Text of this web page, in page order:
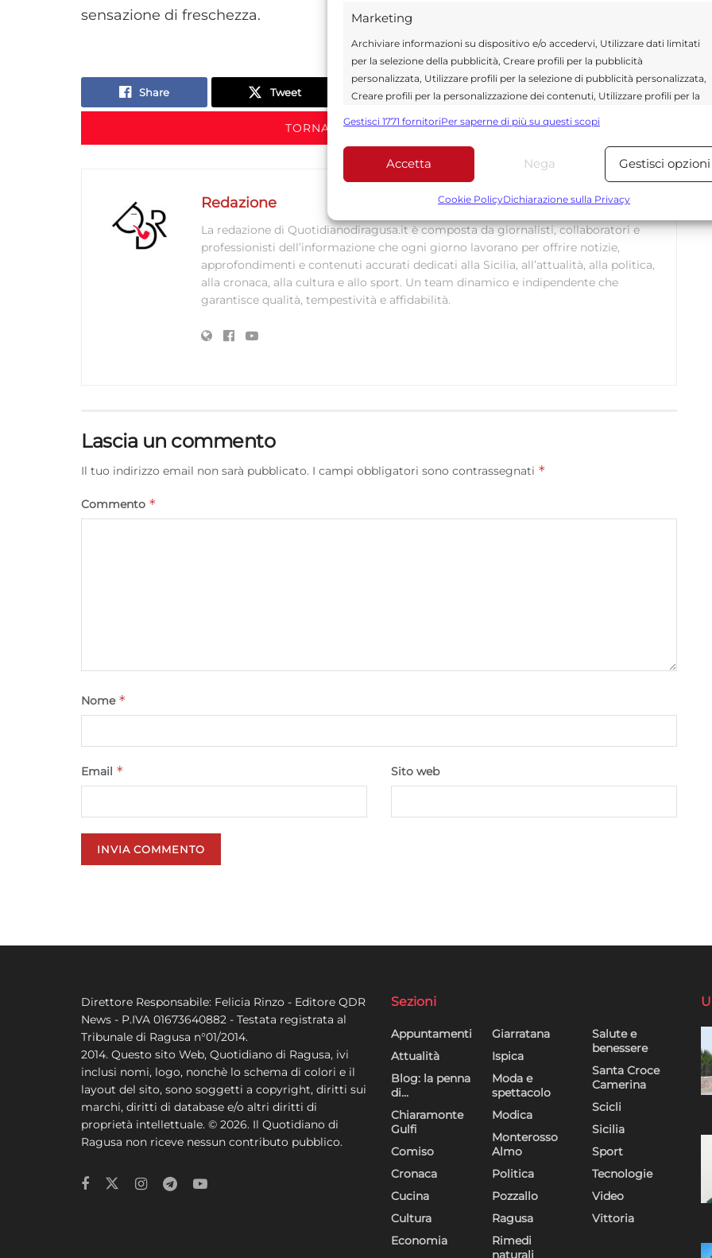
Marketing
Archiviare informazioni su dispositivo e/o accedervi, Utilizzare dati limitati
per la selezione della pubblicità, Creare profili per la pubblicità
personalizzata, Utilizzare profili per la selezione di pubblicità personalizzata,
Creare profili per la personalizzazione dei contenuti, Utilizzare profili per la
Utilizzare dati limitati per la selezione dei contenuti.
Funzionalità Sempre
Abbinare e combinare dati provenienti da altre fonti di dati,
alle informazioni trasmesse automaticamente.
Utilizzare dati di geolocalizzazione precisi, Riconoscere i
dispositivi in base a informazioni richieste attivamente.
Gestisci 1771 fornitoriPer saperne di più su questi scopi
Accetta Nega Gestisci opzioni
Cookie PolicyDichiarazione sulla Privacy
sensazione di freschezza.
Share Tweet Send Share
TORNA IN RIMEDI NATURALI
Redazione
La redazione di Quotidianodiragusa.it è composta da giornalisti, collaboratori e
professionisti dell’informazione che ogni giorno lavorano per offrire notizie,
approfondimenti e contenuti accurati dedicati alla Sicilia, all’attualità, alla politica,
alla cronaca, alla cultura e allo sport. Un team dinamico e indipendente che
garantisce qualità, tempestività e affidabilità.
Lascia un commento
Il tuo indirizzo email non sarà pubblicato. I campi obbligatori sono contrassegnati *
Commento *
Nome *
Email * Sito web
Direttore Responsabile: Felicia Rinzo - Editore QDR
News - P.IVA 01673640882 - Testata registrata al
Tribunale di Ragusa n°01/2014.
2014. Questo sito Web, Quotidiano di Ragusa, ivi
inclusi nomi, logo, nonchè lo schema di colori e il
layout del sito, sono soggetti a copyright, diritti sui
marchi, diritti di database e/o altri diritti di
proprietà intellettuale. © 2026. Il Quotidiano di
Ragusa non riceve nessun contributo pubblico.
Sezioni
Appuntamenti
Attualità
Blog: la penna
di…
Chiaramonte
Gulfi
Comiso
Cronaca
Cucina
Cultura
Economia
Giarratana
Ispica
Moda e
spettacolo
Modica
Monterosso
Almo
Politica
Pozzallo
Ragusa
Rimedi
naturali
Salute e
benessere
Santa Croce
Camerina
Scicli
Sicilia
Sport
Tecnologie
Video
Vittoria